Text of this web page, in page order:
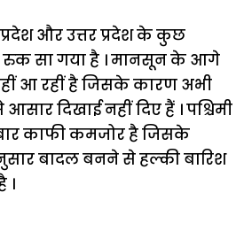
और उत्तर प्रदेश के कुछ
सा गया है । मानसून के आगे
आ रहीं है जिसके कारण अभी
दिखाई नहीं दिए हैं । पश्चिमी
काफी कमजोर है जिसके
बादल बनने से हल्की बारिश
।